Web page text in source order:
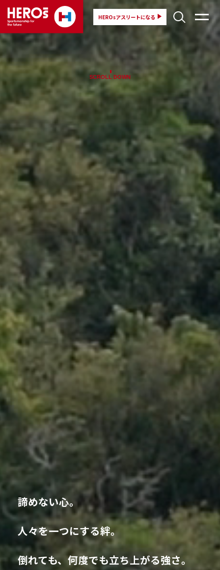
HEROsアスリートになる
SCROLL DOWN
諦めない心。
人々を一つにする絆。
倒れても、何度でも立ち上がる強さ。